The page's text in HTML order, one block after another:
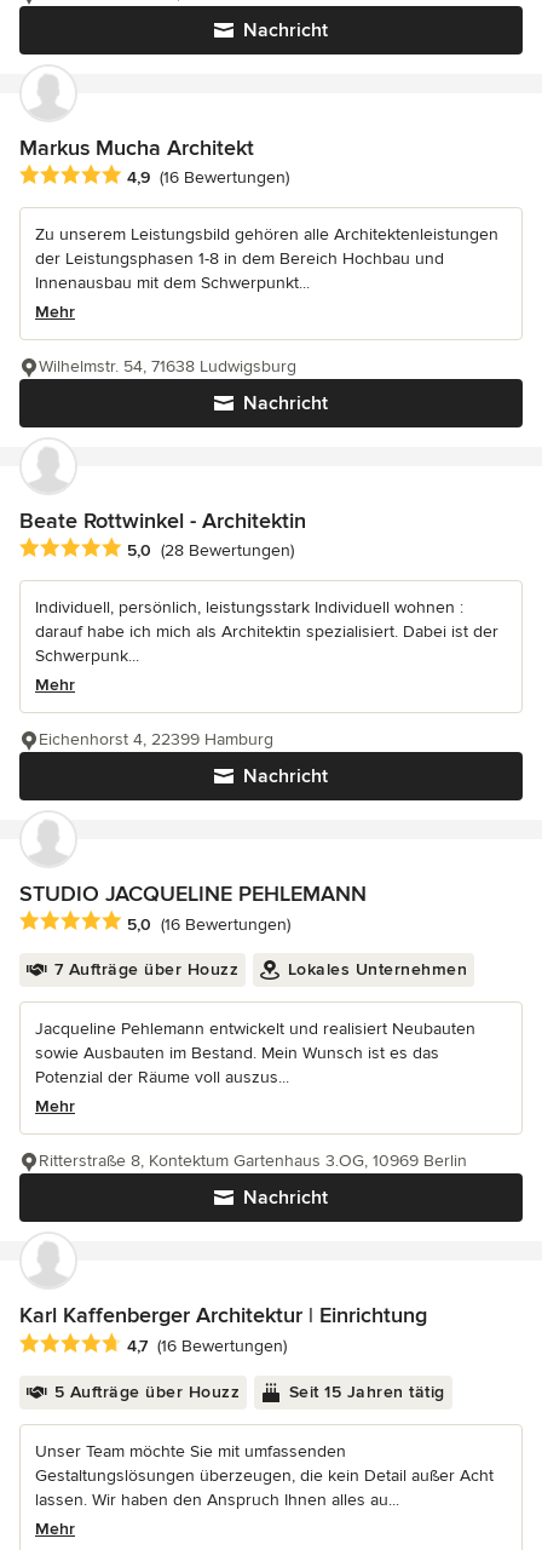
Nachricht
Markus Mucha Architekt
Durchschnittliche Bewertung: 4.9 von 5 Sternen
4,9 (16 Bewertungen)
Zu unserem Leistungsbild gehören alle Architektenleistungen
der Leistungsphasen 1-8 in dem Bereich Hochbau und
Innenausbau mit dem Schwerpunkt...
Mehr
Nachricht
Wilhelmstr. 54, 71638 Ludwigsburg
Beate Rottwinkel - Architektin
Durchschnittliche Bewertung: 5 von 5 Sternen
5,0 (28 Bewertungen)
Individuell, persönlich, leistungsstark Individuell wohnen :
darauf habe ich mich als Architektin spezialisiert. Dabei ist der
Schwerpunk...
Mehr
Nachricht
Eichenhorst 4, 22399 Hamburg
STUDIO JACQUELINE PEHLEMANN
Durchschnittliche Bewertung: 5 von 5 Sternen
5,0 (16 Bewertungen)
7 Aufträge über Houzz Lokales Unternehmen
Jacqueline Pehlemann entwickelt und realisiert Neubauten
sowie Ausbauten im Bestand. Mein Wunsch ist es das
Potenzial der Räume voll auszus...
Mehr
Nachricht
Ritterstraße 8, Kontektum Gartenhaus 3.OG, 10969 Berlin
Karl Kaffenberger Architektur | Einrichtung
Durchschnittliche Bewertung: 4.7 von 5 Sternen
4,7 (16 Bewertungen)
5 Aufträge über Houzz Seit 15 Jahren tätig
Unser Team möchte Sie mit umfassenden
Gestaltungslösungen überzeugen, die kein Detail außer Acht
lassen. Wir haben den Anspruch Ihnen alles au...
Mehr